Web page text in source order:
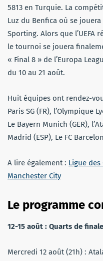
5813 en Turquie. La
Luz du Benfica où se
Sporting. Alors que l’UEFA
le tournoi se jouera
« Final 8 » de l’Europa
du 10 au 21 août.
Huit équipes ont rendez-
Paris SG (FR), l’Olympique
Le Bayern Munich (GER),
Madrid (ESP), Le FC
A lire également : Ligue
Manchester City
Le programme
12-15 août : Quarts de
Mercredi 12 août (21h) :